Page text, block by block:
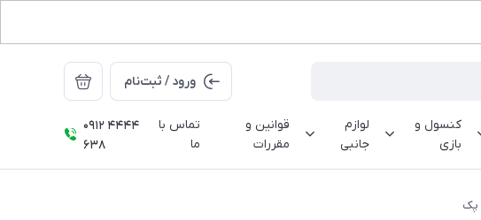
ورود / ثبت‌نام
کنسول و
بازی
لوازم
جانبی
قوانین و
مقررات
تماس با
ما
0912 4444
638